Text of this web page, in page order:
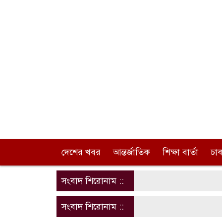
দেশের খবর আন্তর্জাতিক শিক্ষা বার্তা
সংবাদ শিরোনাম ::
সংবাদ শিরোনাম ::